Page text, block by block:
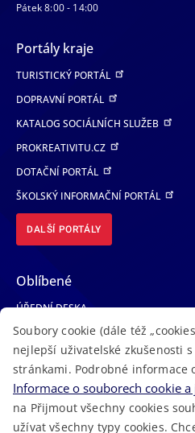
Pátek 8:00 - 14:00
Portály kraje
TURISTICKÝ PORTÁL
DOPRAVNÍ PORTÁL
KATALOG SOCIÁLNÍCH SLUŽEB
PROKREATIVITU.CZ
DOTAČNÍ PORTÁL
ŠKOLSKÝ INFORMAČNÍ PORTÁL
DALŠÍ PORTÁLY
Oblíbené
ÚŘEDNÍ DESKA
TELEFONNÍ SEZNAM
LÉKAŘSKÁ POHOTOVOST
VOLNÁ MÍSTA
AKTUALITY
Soubory cookie (dále též
nejlepší uživatelské zkušenosti
stránkami. Podrobné informace
Informace o souborech cookie
na Přijmout všechny cookies
užívat všechny typy cookies.